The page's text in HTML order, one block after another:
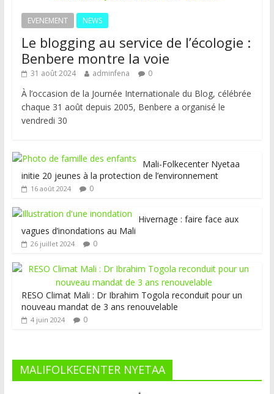
EVENEMENT NEWS
Le blogging au service de l’écologie :
Benbere montre la voie
31 août 2024 adminfena 0
À l’occasion de la Journée Internationale du Blog, célébrée
chaque 31 août depuis 2005, Benbere a organisé le
vendredi 30
Mali-Folkecenter Nyetaa
initie 20 jeunes à la protection de l’environnement
16 août 2024 0
Hivernage : faire face aux
vagues d’inondations au Mali
26 juillet 2024 0
RESO Climat Mali : Dr Ibrahim Togola reconduit pour un
nouveau mandat de 3 ans renouvelable
4 juin 2024 0
MALIFOLKECENTER NYETAA